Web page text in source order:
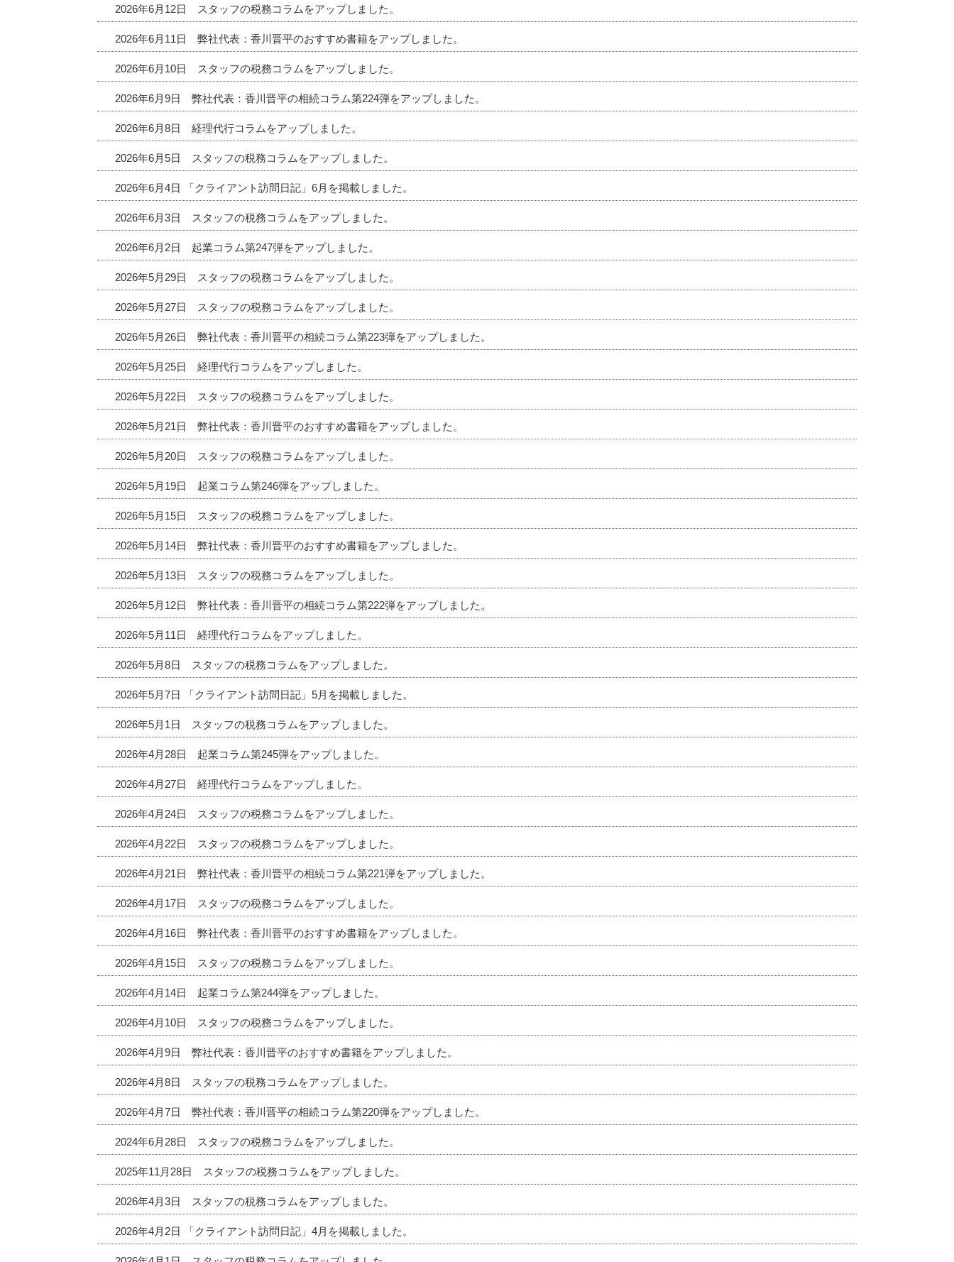
2026年6月12日 スタッフの税務コラムをアップしました。
2026年6月11日 弊社代表：香川晋平のおすすめ書籍をアップしました。
2026年6月10日 スタッフの税務コラムをアップしました。
2026年6月9日 弊社代表：香川晋平の相続コラム第224弾をアップしました。
2026年6月8日 経理代行コラムをアップしました。
2026年6月5日 スタッフの税務コラムをアップしました。
2026年6月4日 「クライアント訪問日記」6月を掲載しました。
2026年6月3日 スタッフの税務コラムをアップしました。
2026年6月2日 起業コラム第247弾をアップしました。
2026年5月29日 スタッフの税務コラムをアップしました。
2026年5月27日 スタッフの税務コラムをアップしました。
2026年5月26日 弊社代表：香川晋平の相続コラム第223弾をアップしました。
2026年5月25日 経理代行コラムをアップしました。
2026年5月22日 スタッフの税務コラムをアップしました。
2026年5月21日 弊社代表：香川晋平のおすすめ書籍をアップしました。
2026年5月20日 スタッフの税務コラムをアップしました。
2026年5月19日 起業コラム第246弾をアップしました。
2026年5月15日 スタッフの税務コラムをアップしました。
2026年5月14日 弊社代表：香川晋平のおすすめ書籍をアップしました。
2026年5月13日 スタッフの税務コラムをアップしました。
2026年5月12日 弊社代表：香川晋平の相続コラム第222弾をアップしました。
2026年5月11日 経理代行コラムをアップしました。
2026年5月8日 スタッフの税務コラムをアップしました。
2026年5月7日 「クライアント訪問日記」5月を掲載しました。
2026年5月1日 スタッフの税務コラムをアップしました。
2026年4月28日 起業コラム第245弾をアップしました。
2026年4月27日 経理代行コラムをアップしました。
2026年4月24日 スタッフの税務コラムをアップしました。
2026年4月22日 スタッフの税務コラムをアップしました。
2026年4月21日 弊社代表：香川晋平の相続コラム第221弾をアップしました。
2026年4月17日 スタッフの税務コラムをアップしました。
2026年4月16日 弊社代表：香川晋平のおすすめ書籍をアップしました。
2026年4月15日 スタッフの税務コラムをアップしました。
2026年4月14日 起業コラム第244弾をアップしました。
2026年4月10日 スタッフの税務コラムをアップしました。
2026年4月9日 弊社代表：香川晋平のおすすめ書籍をアップしました。
2026年4月8日 スタッフの税務コラムをアップしました。
2026年4月7日 弊社代表：香川晋平の相続コラム第220弾をアップしました。
2024年6月28日 スタッフの税務コラムをアップしました。
2025年11月28日 スタッフの税務コラムをアップしました。
2026年4月3日 スタッフの税務コラムをアップしました。
2026年4月2日 「クライアント訪問日記」4月を掲載しました。